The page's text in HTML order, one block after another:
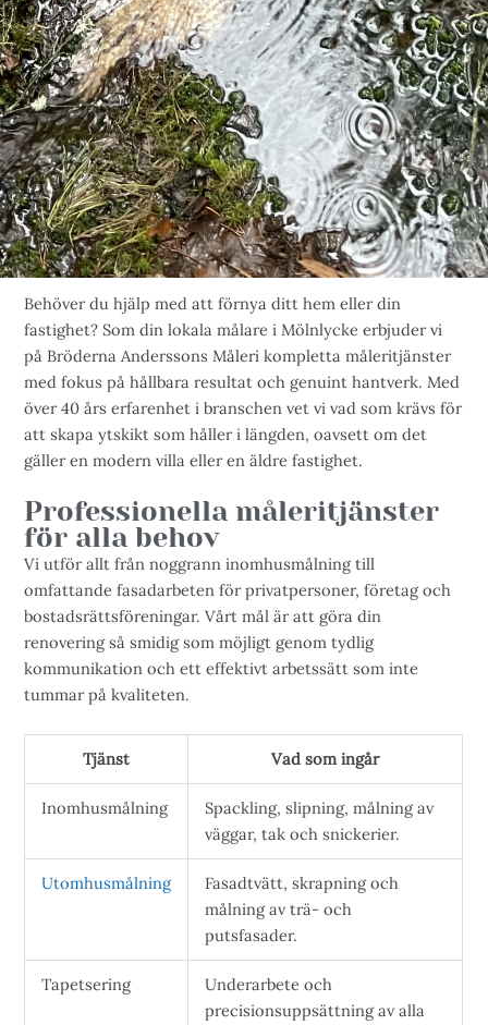
Behöver du hjälp med att förnya ditt hem eller din
fastighet? Som din lokala målare i Mölnlycke erbjuder vi
på Bröderna Anderssons Måleri kompletta måleritjänster
med fokus på hållbara resultat och genuint hantverk. Med
över 40 års erfarenhet i branschen vet vi vad som krävs för
att skapa ytskikt som håller i längden, oavsett om det
gäller en modern villa eller en äldre fastighet.
Professionella måleritjänster
för alla behov
Vi utför allt från noggrann inomhusmålning till
omfattande fasadarbeten för privatpersoner, företag och
bostadsrättsföreningar. Vårt mål är att göra din
renovering så smidig som möjligt genom tydlig
kommunikation och ett effektivt arbetssätt som inte
tummar på kvaliteten.
Tjänst Vad som ingår
Inomhusmålning
Spackling, slipning, målning av
väggar, tak och snickerier.
Utomhusmålning
Fasadtvätt, skrapning och
målning av trä- och
putsfasader.
Tapetsering
Underarbete och
precisionsuppsättning av alla